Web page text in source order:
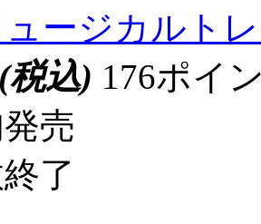
ージカルト
(税込) 176ポイ
売
了